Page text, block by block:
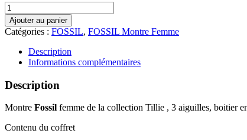
quantité
de
MONTRE
FOSSIL
BQ3601
Ajouter au panier
Catégories : FOSSIL, FOSSIL Montre Femme
Description
Informations complémentaires
Description
Montre Fossil femme de la collection Tillie , 3 aiguilles, boitier
Contenu du coffret